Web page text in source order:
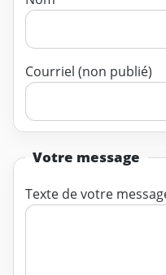
Courriel (non publié)
Votre message